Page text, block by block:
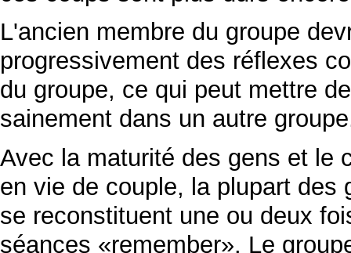
L'ancien membre du groupe
progressivement des réflexes
du groupe, ce qui peut mettre
sainement dans un autre
Avec la maturité des gens et le
en vie de couple, la plupart des
se reconstituent une ou deux
séances «remember». Le